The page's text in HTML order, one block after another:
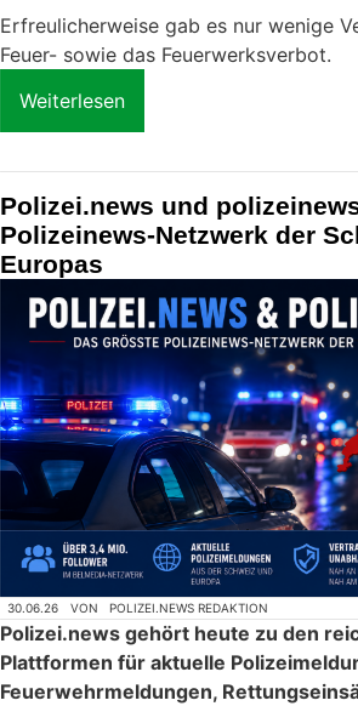
Erfreulicherweise gab es nur wenige
Feuer- sowie das Feuerwerksverbot.
Weiterlesen
Polizei.news und
Polizeinews-Netzwerk der
Europas
30.06.26 VON POLIZEI.NEWS REDAKTION
Polizei.news gehört heute zu den
Plattformen für aktuelle
Feuerwehrmeldungen,